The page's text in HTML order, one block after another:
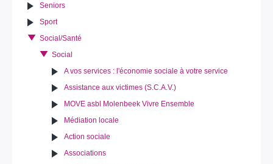
Seniors
Sport
Social/Santé
Social
A vos services : l'économie sociale à votre service
Assistance aux victimes (S.C.A.V.)
MOVE asbl Molenbeek Vivre Ensemble
Médiation locale
Action sociale
Associations